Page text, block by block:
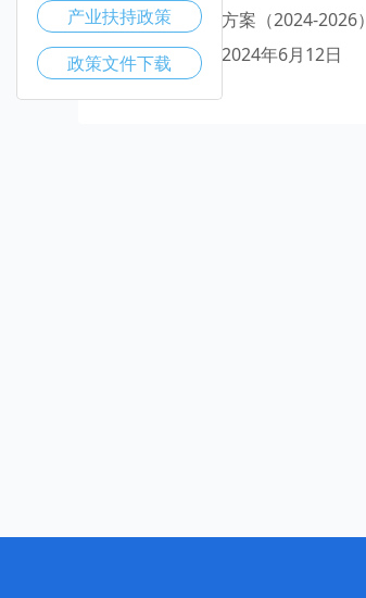
三年行动实施方案（2024-
路街道办事处2024年6月12日
产业扶持政策
政策文件下载